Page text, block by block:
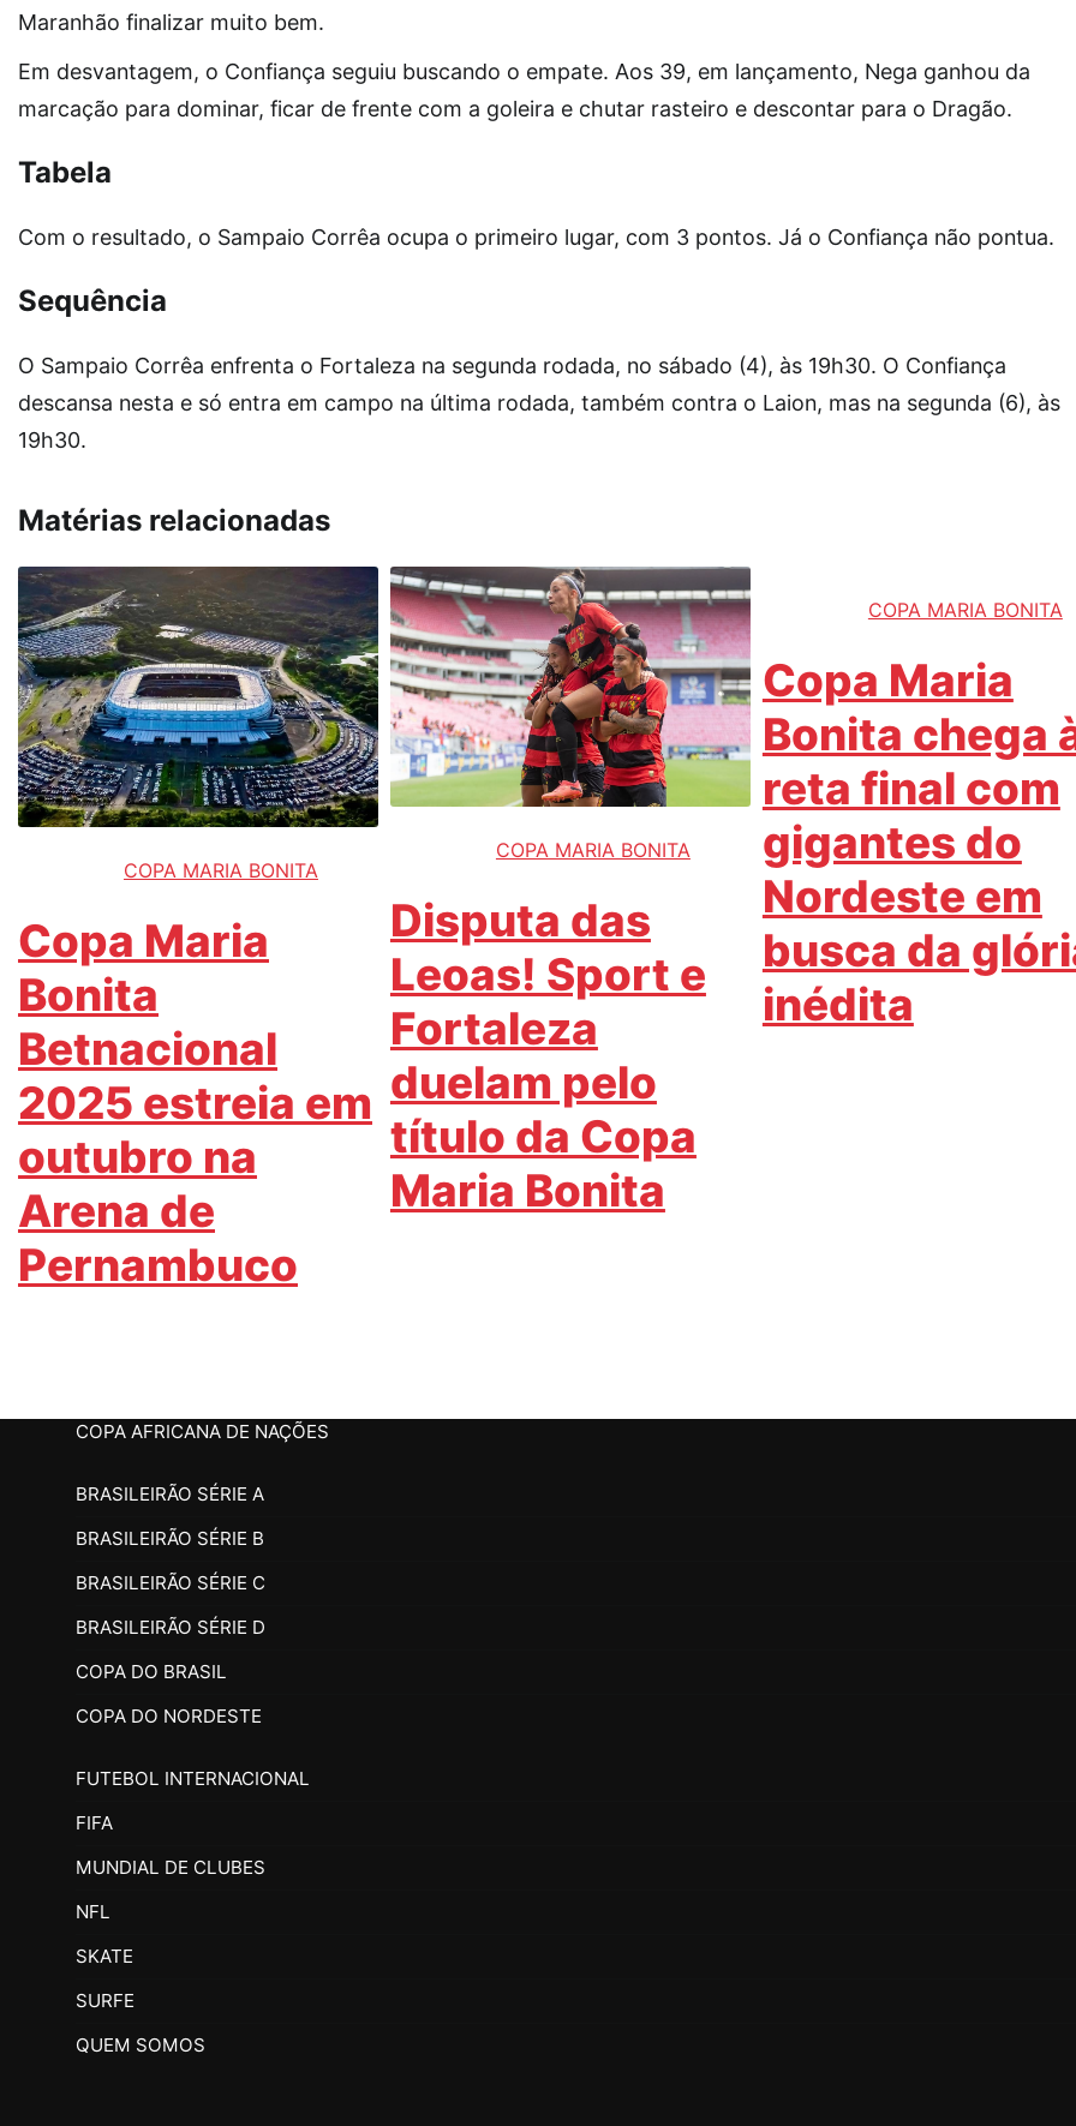
Maranhão finalizar muito bem.
Em desvantagem, o Confiança seguiu buscando o empate. Aos 39, em lançamento, Nega ganhou da
marcação para dominar, ficar de frente com a goleira e chutar rasteiro e descontar para o Dragão.
Tabela
Com o resultado, o Sampaio Corrêa ocupa o primeiro lugar, com 3 pontos. Já o Confiança não pontua.
Sequência
O Sampaio Corrêa enfrenta o Fortaleza na segunda rodada, no sábado (4), às 19h30. O Confiança
descansa nesta e só entra em campo na última rodada, também contra o Laion, mas na segunda (6), às
19h30.
Matérias relacionadas
COPA MARIA BONITA
Copa Maria
Bonita
Betnacional
2025 estreia em
outubro na
Arena de
Pernambuco
COPA MARIA BONITA
Disputa das
Leoas! Sport e
Fortaleza
duelam pelo
título da Copa
Maria Bonita
COPA MARIA BONITA
Copa Maria
Bonita chega
reta final com
gigantes do
Nordeste em
busca da
inédita
COPA AFRICANA DE NAÇÕES
BRASILEIRÃO SÉRIE A
BRASILEIRÃO SÉRIE B
BRASILEIRÃO SÉRIE C
BRASILEIRÃO SÉRIE D
COPA DO BRASIL
COPA DO NORDESTE
FUTEBOL INTERNACIONAL
FIFA
MUNDIAL DE CLUBES
NFL
SKATE
SURFE
QUEM SOMOS